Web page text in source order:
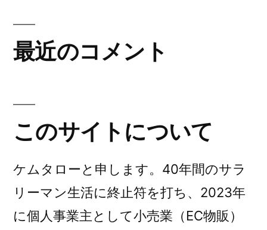
最近のコメント
このサイトについて
ケムタローと申します。40年間のサラ
リーマン生活に終止符を打ち、2023年
に個人事業主として小売業（EC物販）